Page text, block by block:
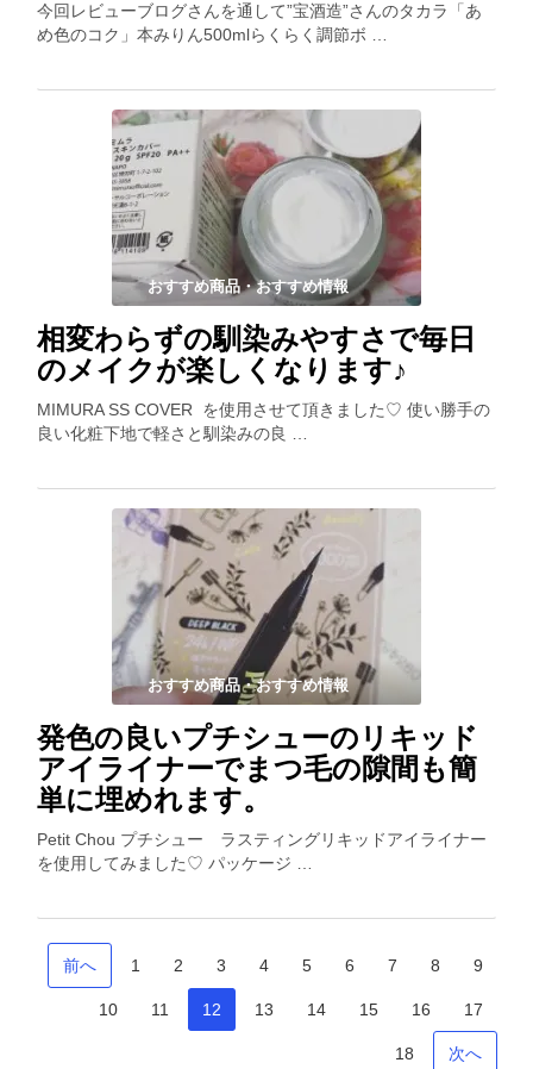
今回レビューブログさんを通して”宝酒造”さんのタカラ「あ
め色のコク」本みりん500mlらくらく調節ボ …
おすすめ商品・おすすめ情報
相変わらずの馴染みやすさで毎日
のメイクが楽しくなります♪
MIMURA SS COVER を使用させて頂きました♡ 使い勝手の
良い化粧下地で軽さと馴染みの良 …
おすすめ商品・おすすめ情報
発色の良いプチシューのリキッド
アイライナーでまつ毛の隙間も簡
単に埋めれます。
Petit Chou プチシュー ラスティングリキッドアイライナー
を使用してみました♡ パッケージ …
前へ 1 2 3 4 5 6 7 8 9
10 11 12 13 14 15 16 17
18 次へ